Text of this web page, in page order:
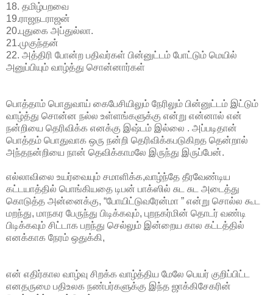
18. தமிழ்பறவை
19.ராஜநடராஜன்
20.புதுகை அப்துல்லா.
21.முகுந்தன்
22. அத்திரி போன்ற பதிவர்கள் பின்னுட்டம் போட்டும் மெயில்
அனுப்பியும் வாழ்த்து சொன்னார்கள்
பொத்தாம் பொதுவாய் கைபேசியிலும் நேரிலும் பின்னுட்டம் இட்டும்
வாழ்த்து சொன்ன நல்ல உள்ளங்களுக்கு என்று என்னால் என்
நன்றியை தெரிவிக்க எனக்கு இஷ்டம் இல்லை . அப்படிதான்
பொத்தம் பொதுவாக ஒரு நன்றி தெரிவிக்கபடுகிறத தென்றால்
அந்தநன்றியை நான் தெவிக்காமலே இருந்து இருப்பேன்.
எல்லாவிலை உயர்வையும் சமாளிக்க,வாழ்ந்தே தீரவேண்டிய
கட்டயாத்தில் பொங்கியதை டிபன் பாக்ஸில் சுட சுட அடைத்து
கொடுத்த அன்னைக்கு, “போயிட்டுவரேன்மா ” என்று சொல்ல கூட
மறந்து, மாநகர பேருந்து பிடிக்கவும், புறநகர்மின் தொடர் வண்டி
பிடிக்கவும் சிட்டாக பறந்து செல்லும் இன்றைய கால கட்டத்தில்
எனக்காக நேரம் ஒதுக்கி,
என் எதிர்கால வாழ்வு சிறக்க வாழ்த்திய மேலே பெயர் குறிப்பிட்ட
எனதருமை பதிஉலக நண்பர்களுக்கு இந்த ஜாக்கிசேகரின்